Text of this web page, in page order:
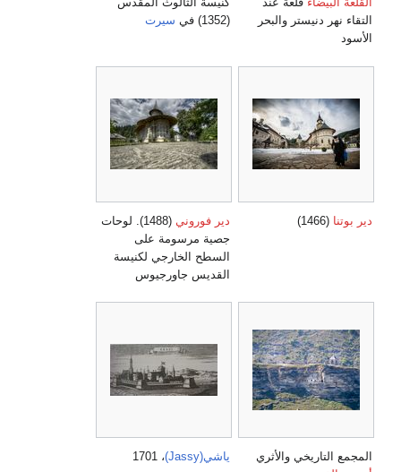
التقاء نهر دنيستر والبحر
الأسود
(1352) في
سيرت
دير بوتنا (1466) دير فوروني
(1488). لوحات
جصية مرسومة على
السطح الخارجي لكنيسة
القديس جاورجيوس
المجمع التاريخي والأثري
ياشي(Jassy) ، 1701